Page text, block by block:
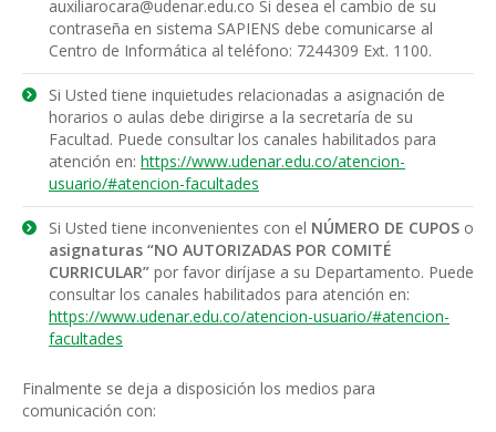
auxiliarocara@udenar.edu.co Si desea el cambio de su
contraseña en sistema SAPIENS debe comunicarse al
Centro de Informática al teléfono: 7244309 Ext. 1100.
Si Usted tiene inquietudes relacionadas a asignación de
horarios o aulas debe dirigirse a la secretaría de su
Facultad. Puede consultar los canales habilitados para
atención en: https://www.udenar.edu.co/atencion-
usuario/#atencion-facultades
Si Usted tiene inconvenientes con el NÚMERO DE CUPOS o
asignaturas “NO AUTORIZADAS POR COMITÉ
CURRICULAR” por favor diríjase a su Departamento. Puede
consultar los canales habilitados para atención en:
https://www.udenar.edu.co/atencion-usuario/#atencion-
facultades
Finalmente se deja a disposición los medios para
comunicación con: